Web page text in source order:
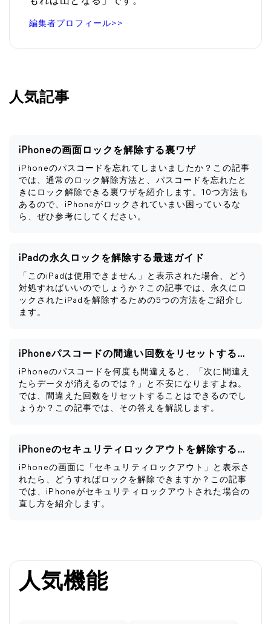
編集者プロフィール>>
人気記事
iPhoneの画面ロックを解除する裏ワザ
iPhoneのパスコードを忘れてしまいましたか？この記事
では、通常のロック解除方法と、パスコードを忘れたと
きにロック解除できる裏ワザを紹介します。10つ方法も
あるので、iPhoneがロックされていまい困っているな
ら、ぜひ参考にしてください。
iPadの永久ロックを解除する最速ガイド
「このiPadは使用できません」と表示された場合、どう
対処すればいいのでしょうか？この記事では、永久にロ
ックされたiPadを解除するための5つの方法をご紹介し
ます。
iPhoneパスコードの間違い回数をリセットする方法
iPhoneのパスコードを何度も間違えると、「次に間違え
たらデータが消えるのでは？」と不安になりますよね。
では、間違えた回数をリセットすることはできるのでし
ょうか？この記事では、その答えを解説します。
iPhoneのセキュリティロックアウトを解除する方法
iPhoneの画面に「セキュリティロックアウト」と表示さ
れたら、どうすればロックを解除できますか？この記事
では、iPhoneがセキュリティロックアウトされた場合の
直し方を紹介します。
人気機能